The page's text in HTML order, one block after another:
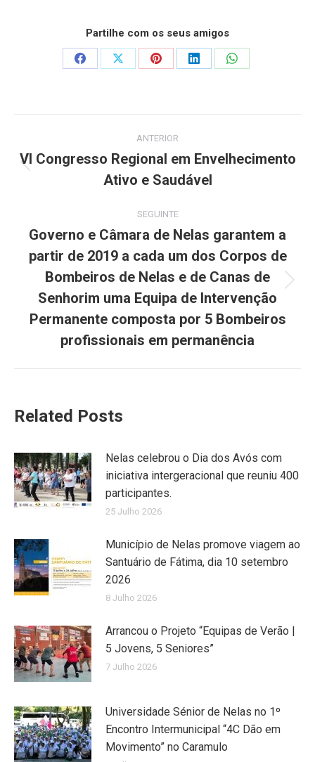
Partilhe com os seus amigos
Share
Share
Share
Share
Share
navigation
ANTERIOR
post:
VI Congresso Regional em Envelhecimento
Ativo e Saudável
SEGUINTE
post:
Governo e Câmara de Nelas garantem a
partir de 2019 a cada um dos Corpos de
Bombeiros de Nelas e de Canas de
Senhorim uma Equipa de Intervenção
Permanente composta por 5 Bombeiros
profissionais em permanência
Related Posts
Nelas celebrou o Dia dos Avós com
iniciativa intergeracional que reuniu 400
participantes.
25 Julho 2026
Município de Nelas promove viagem ao
Santuário de Fátima, dia 10 setembro
2026
8 Julho 2026
Arrancou o Projeto “Equipas de Verão |
5 Jovens, 5 Seniores”
7 Julho 2026
Universidade Sénior de Nelas no 1º
Encontro Intermunicipal “4C Dão em
Movimento” no Caramulo